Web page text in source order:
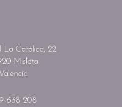
La Católica, 22
Mislata
Valencia
638 208